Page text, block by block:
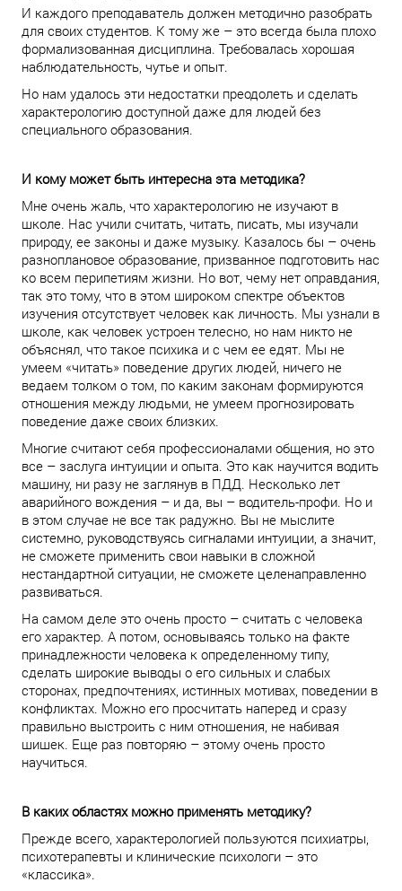
И каждого преподаватель должен методично разобрать
для своих студентов. К тому же – это всегда была плохо
формализованная дисциплина. Требовалась хорошая
наблюдательность, чутье и опыт.
Но нам удалось эти недостатки преодолеть и сделать
характерологию доступной даже для людей без
специального образования.
И кому может быть интересна эта методика?
Мне очень жаль, что характерологию не изучают в
школе. Нас учили считать, читать, писать, мы изучали
природу, ее законы и даже музыку. Казалось бы – очень
разноплановое образование, призванное подготовить нас
ко всем перипетиям жизни. Но вот, чему нет оправдания,
так это тому, что в этом широком спектре объектов
изучения отсутствует человек как личность. Мы узнали в
школе, как человек устроен телесно, но нам никто не
объяснял, что такое психика и с чем ее едят. Мы не
умеем «читать» поведение других людей, ничего не
ведаем толком о том, по каким законам формируются
отношения между людьми, не умеем прогнозировать
поведение даже своих близких.
Многие считают себя профессионалами общения, но это
все – заслуга интуиции и опыта. Это как научится водить
машину, ни разу не заглянув в ПДД. Несколько лет
аварийного вождения – и да, вы – водитель-профи. Но и
в этом случае не все так радужно. Вы не мыслите
системно, руководствуясь сигналами интуиции, а значит,
не сможете применить свои навыки в сложной
нестандартной ситуации, не сможете целенаправленно
развиваться.
На самом деле это очень просто – считать с человека
его характер. А потом, основываясь только на факте
принадлежности человека к определенному типу,
сделать широкие выводы о его сильных и слабых
сторонах, предпочтениях, истинных мотивах, поведении в
конфликтах. Можно его просчитать наперед и сразу
правильно выстроить с ним отношения, не набивая
шишек. Еще раз повторяю – этому очень просто
научиться.
В каких областях можно применять методику?
Прежде всего, характерологией пользуются психиатры,
психотерапевты и клинические психологи – это
«классика».